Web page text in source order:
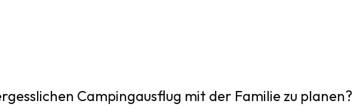
Campingausflug mit der Familie zu planen?